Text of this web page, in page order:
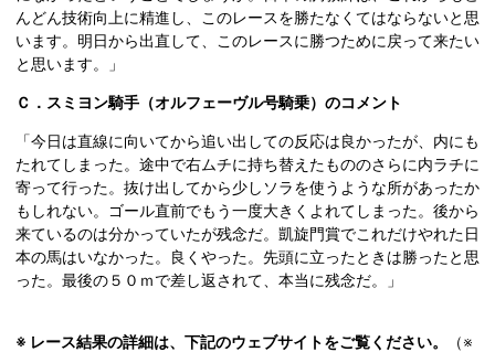
んどん技術向上に精進し、このレースを勝たなくてはならないと思
います。明日から出直して、このレースに勝つために戻って来たい
と思います。」
Ｃ．スミヨン騎手（オルフェーヴル号騎乗）のコメント
「今日は直線に向いてから追い出しての反応は良かったが、内にも
たれてしまった。途中で右ムチに持ち替えたもののさらに内ラチに
寄って行った。抜け出してから少しソラを使うような所があったか
もしれない。ゴール直前でもう一度大きくよれてしまった。後から
来ているのは分かっていたが残念だ。凱旋門賞でこれだけやれた日
本の馬はいなかった。良くやった。先頭に立ったときは勝ったと思
った。最後の５０ｍで差し返されて、本当に残念だ。」
※ レース結果の詳細は、下記のウェブサイトをご覧ください。 （※